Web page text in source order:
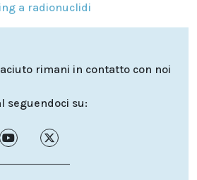
a radionuclidi
rimani in contatto con noi
seguendoci su: